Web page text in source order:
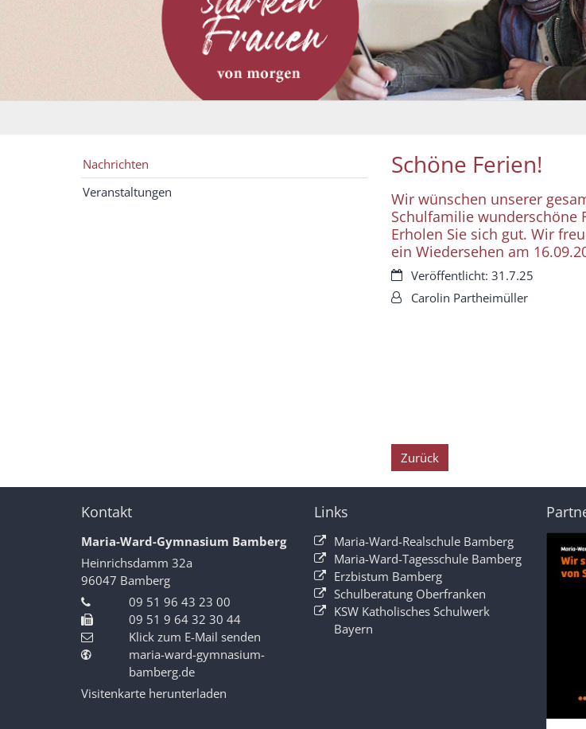
Schöne Ferien!
Wir wünschen unserer
Schulfamilie wunderschöne
Erholen Sie sich gut. Wir
ein Wiedersehen am
Datum:Veröffentlicht: 31.7.25
Von:Carolin Partheimüller
Zurück
Nachrichten
Veranstaltungen
Kontakt
Maria-Ward-Gymnasium Bamberg
Heinrichsdamm 32a
96047 Bamberg
09 51 96 43 23 00
09 51 9 64 32 30 44
Klick zum E-Mail senden
maria-ward-gymnasium-
bamberg.de
Visitenkarte herunterladen
Links
Maria-Ward-Realschule Bamberg
Maria-Ward-Tagesschule Bamberg
Erzbistum Bamberg
Schulberatung Oberfranken
KSW Katholisches Schulwerk
Bayern